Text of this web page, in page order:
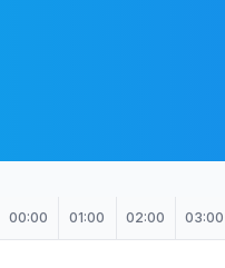
00:00 01:00 02:00 03:00